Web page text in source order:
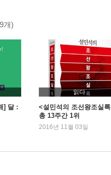
개)
] 달 :
읽다
<설민석의 조선왕조실
총 13주간 1위
2016년 11월 03일